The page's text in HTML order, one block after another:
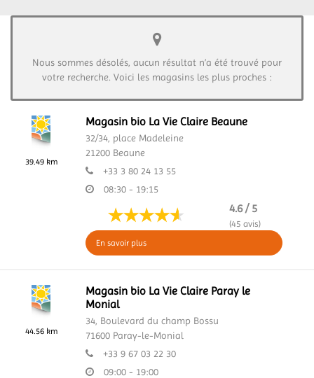
Nous sommes désolés, aucun résultat n’a été trouvé pour
votre recherche. Voici les magasins les plus proches :
39.49 km
Magasin bio La Vie Claire Beaune
32/34, place Madeleine
21200 Beaune
+33 3 80 24 13 55
08:30 - 19:15
4.6 / 5
(45 avis)
En savoir plus
44.56 km
Magasin bio La Vie Claire Paray le
Monial
34, Boulevard du champ Bossu
71600 Paray-le-Monial
+33 9 67 03 22 30
09:00 - 19:00